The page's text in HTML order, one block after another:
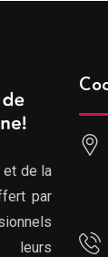
et de la
par
leurs